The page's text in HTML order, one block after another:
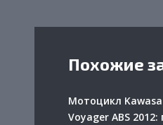
Похожие
Мотоцикл
Voyager ABS